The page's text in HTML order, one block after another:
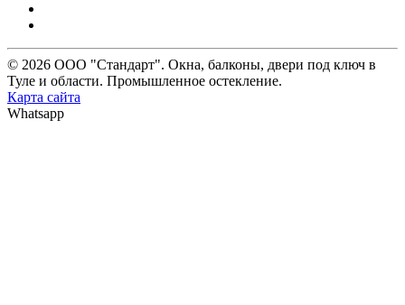
© 2026 ООО "Стандарт". Окна, балконы, двери под ключ в
Туле и области. Промышленное остекление.
Карта сайта
Whatsapp